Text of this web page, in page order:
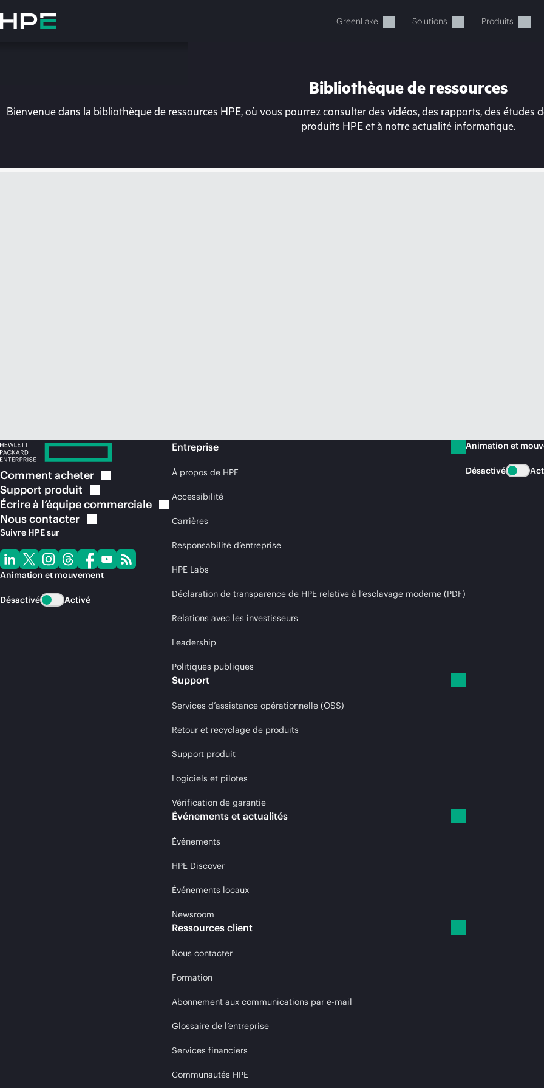
au
contenu
GreenLake Solutions Produits
Votre panier est actuellement
Bibliothèque de ressources
Bienvenue dans la bibliothèque de ressources HPE, où vous pourrez consulter des vidéos, des rapports, des études
produits HPE et à notre actualité informatique.
Comment acheter
Support produit
Écrire à l’équipecommerciale
Nouscontacter
Suivre HPE sur
Animation et mouvement
Désactivé Activé
Entreprise
À propos de HPE
Accessibilité
Carrières
Responsabilité d’entreprise
HPE Labs
Déclaration de transparence de HPE relative à l’esclavage moderne (PDF)
Relations avec les investisseurs
Leadership
Politiques publiques
Support
Services d’assistance opérationnelle (OSS)
Retour et recyclage de produits
Support produit
Logiciels et pilotes
Vérification de garantie
Événements et actualités
Événements
HPE Discover
Événements locaux
Newsroom
Ressources client
Nous contacter
Formation
Abonnement aux communications par e-mail
Glossaire de l’entreprise
Services financiers
Communautés HPE
Animation et
Désactivé